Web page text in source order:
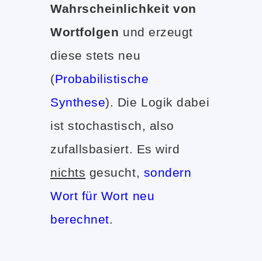
Wahrscheinlichkeit von
Wortfolgen und erzeugt
diese stets neu
(Probabilistische
Synthese). Die Logik dabei
ist stochastisch, also
zufallsbasiert. Es wird
nichts gesucht, sondern
Wort für Wort neu
berechnet.